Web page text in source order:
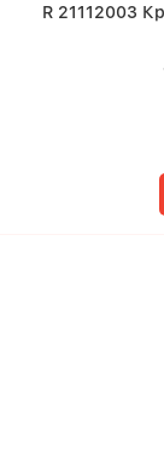
R 21112003